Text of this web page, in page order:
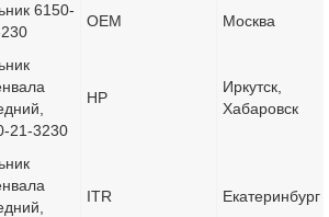
6150-
OEM Москва
21-3230
HP
Иркутск,
Хабаровск
ITR Екатеринбург